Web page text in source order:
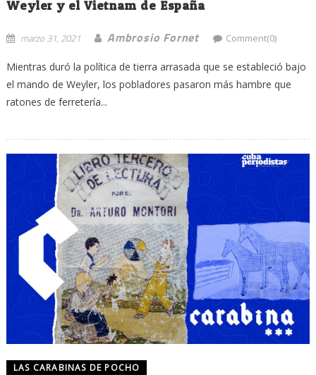
Weyler y el Vietnam de España
marzo 31, 2021 Ambrosio Fornet Comment(0)
Mientras duró la política de tierra arrasada que se estableció bajo
el mando de Weyler, los pobladores pasaron más hambre que
ratones de ferretería...
LAS CARABINAS DE POCHO